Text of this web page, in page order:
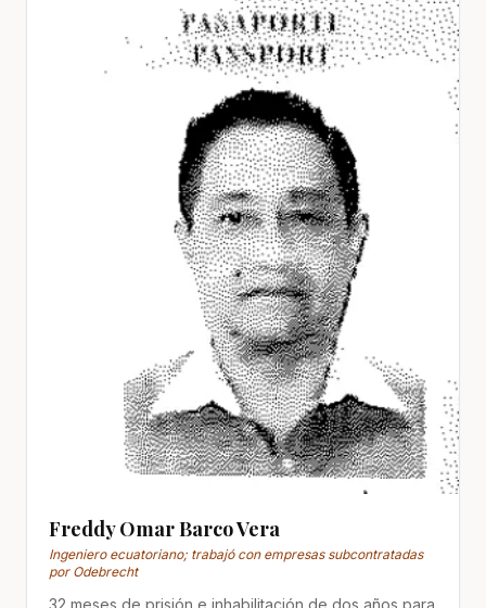
Freddy Omar Barco Vera
Ingeniero ecuatoriano; trabajó con empresas subcontratadas
por Odebrecht